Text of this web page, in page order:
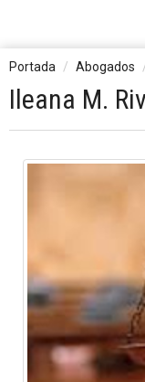
Portada Abogados
Ileana M.